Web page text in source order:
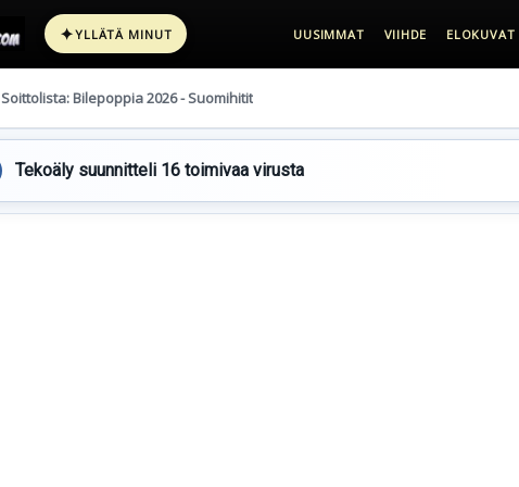
✦YLLÄTÄ MINUT UUSIMMAT VIIHDE ELOKUVAT
Soittolista: Bilepoppia 2026 - Suomihitit
Tekoäly suunnitteli 16 toimivaa virusta